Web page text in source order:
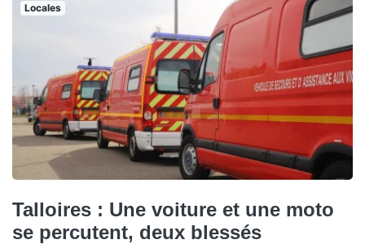
Locales
Talloires : Une voiture et une moto
se percutent, deux blessés